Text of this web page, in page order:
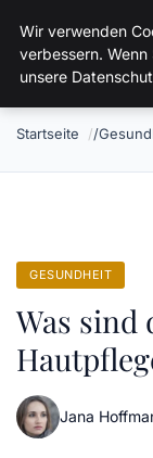
Landkreis
Startseite
GESUNDHEIT
Was sind
Jana
Wir verwenden
verbessern.
unsere